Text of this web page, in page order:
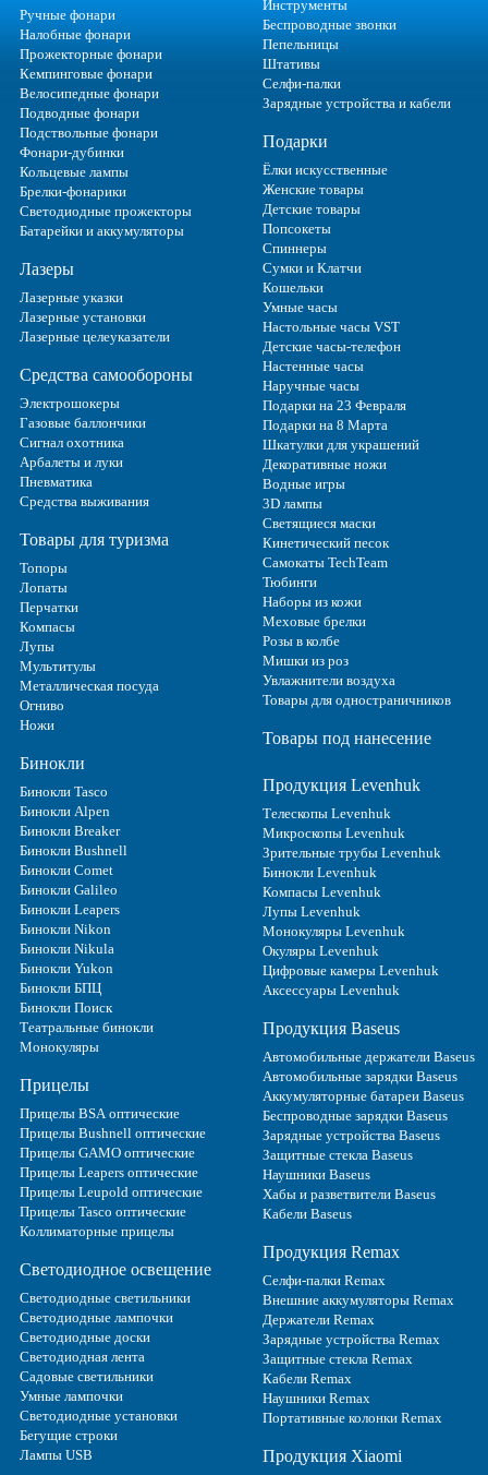
Ручные фонари
Налобные фонари
Прожекторные фонари
Кемпинговые фонари
Велосипедные фонари
Подводные фонари
Подствольные фонари
Фонари-дубинки
Кольцевые лампы
Брелки-фонарики
Светодиодные прожекторы
Батарейки и аккумуляторы
Лазеры
Лазерные указки
Лазерные установки
Лазерные целеуказатели
Средства самообороны
Электрошокеры
Газовые баллончики
Сигнал охотника
Арбалеты и луки
Пневматика
Средства выживания
Товары для туризма
Топоры
Лопаты
Перчатки
Компасы
Лупы
Мультитулы
Металлическая посуда
Огниво
Ножи
Бинокли
Бинокли Tasco
Бинокли Alpen
Бинокли Breaker
Бинокли Bushnell
Бинокли Comet
Бинокли Galileo
Бинокли Leapers
Бинокли Nikon
Бинокли Nikula
Бинокли Yukon
Бинокли БПЦ
Бинокли Поиск
Театральные бинокли
Монокуляры
Прицелы
Прицелы BSA оптические
Прицелы Bushnell оптические
Прицелы GAMO оптические
Прицелы Leapers оптические
Прицелы Leupold оптические
Прицелы Tasco оптические
Коллиматорные прицелы
Светодиодное освещение
Светодиодные светильники
Светодиодные лампочки
Светодиодные доски
Светодиодная лента
Садовые светильники
Умные лампочки
Светодиодные установки
Бегущие строки
Лампы USB
Инструменты
Беспроводные звонки
Пепельницы
Штативы
Селфи-палки
Зарядные устройства и кабели
Подарки
Ёлки искусственные
Женские товары
Детские товары
Попсокеты
Спиннеры
Сумки и Клатчи
Кошельки
Умные часы
Настольные часы VST
Детские часы-телефон
Настенные часы
Наручные часы
Подарки на 23 Февраля
Подарки на 8 Марта
Шкатулки для украшений
Декоративные ножи
Водные игры
3D лампы
Светящиеся маски
Кинетический песок
Самокаты TechTeam
Тюбинги
Наборы из кожи
Меховые брелки
Розы в колбе
Мишки из роз
Увлажнители воздуха
Товары для одностраничников
Товары под нанесение
Продукция Levenhuk
Телескопы Levenhuk
Микроскопы Levenhuk
Зрительные трубы Levenhuk
Бинокли Levenhuk
Компасы Levenhuk
Лупы Levenhuk
Монокуляры Levenhuk
Окуляры Levenhuk
Цифровые камеры Levenhuk
Аксессуары Levenhuk
Продукция Baseus
Автомобильные держатели Baseus
Автомобильные зарядки Baseus
Аккумуляторные батареи Baseus
Беспроводные зарядки Baseus
Зарядные устройства Baseus
Защитные стекла Baseus
Наушники Baseus
Хабы и разветвители Baseus
Кабели Baseus
Продукция Remax
Селфи-палки Remax
Внешние аккумуляторы Remax
Держатели Remax
Зарядные устройства Remax
Защитные стекла Remax
Кабели Remax
Наушники Remax
Портативные колонки Remax
Продукция Xiaomi